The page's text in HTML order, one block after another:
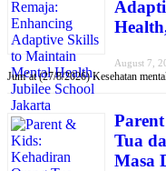
August 7,
Jum’at (27/8/2026) Kesehatan
Tua
Masa